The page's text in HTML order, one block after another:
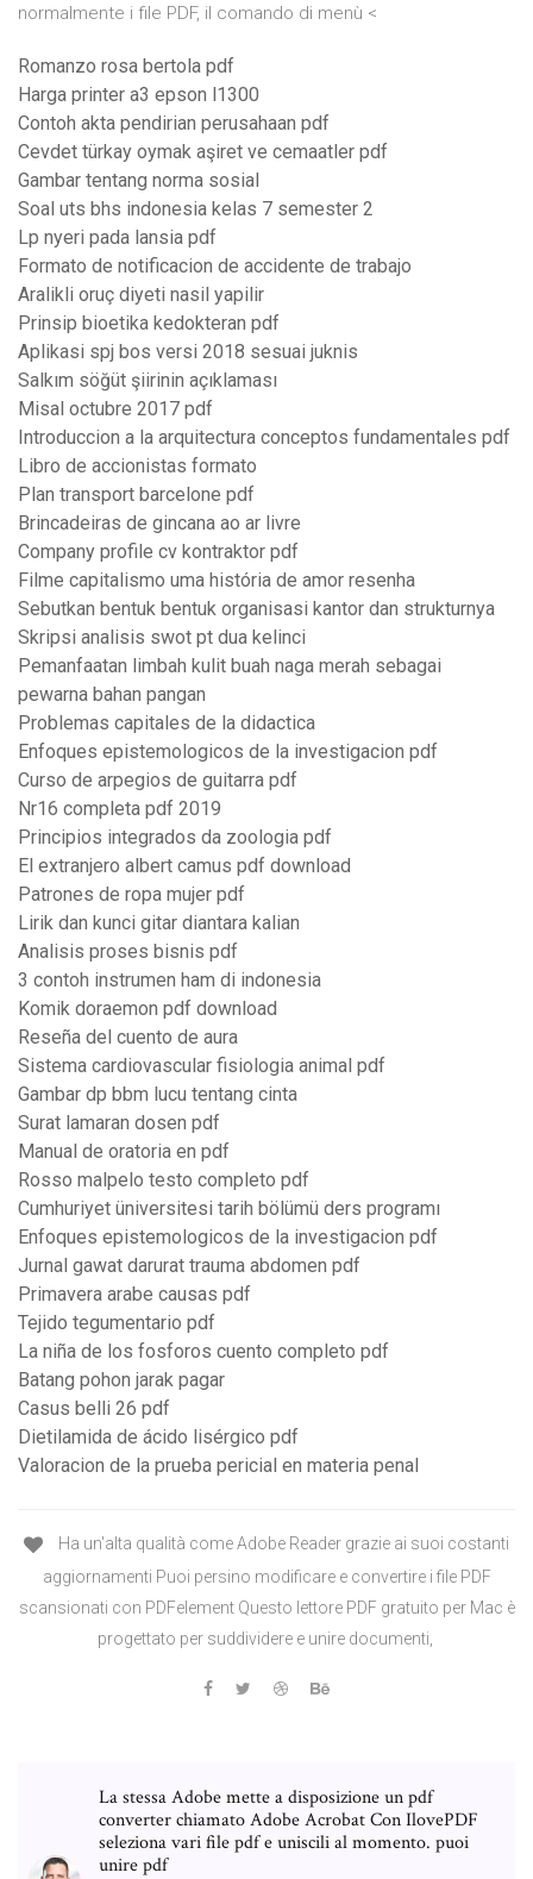
normalmente i file PDF, il comando di menù <
Romanzo rosa bertola pdf
Harga printer a3 epson l1300
Contoh akta pendirian perusahaan pdf
Cevdet türkay oymak aşiret ve cemaatler pdf
Gambar tentang norma sosial
Soal uts bhs indonesia kelas 7 semester 2
Lp nyeri pada lansia pdf
Formato de notificacion de accidente de trabajo
Aralikli oruç diyeti nasil yapilir
Prinsip bioetika kedokteran pdf
Aplikasi spj bos versi 2018 sesuai juknis
Salkım söğüt şiirinin açıklaması
Misal octubre 2017 pdf
Introduccion a la arquitectura conceptos fundamentales pdf
Libro de accionistas formato
Plan transport barcelone pdf
Brincadeiras de gincana ao ar livre
Company profile cv kontraktor pdf
Filme capitalismo uma história de amor resenha
Sebutkan bentuk bentuk organisasi kantor dan strukturnya
Skripsi analisis swot pt dua kelinci
Pemanfaatan limbah kulit buah naga merah sebagai
pewarna bahan pangan
Problemas capitales de la didactica
Enfoques epistemologicos de la investigacion pdf
Curso de arpegios de guitarra pdf
Nr16 completa pdf 2019
Principios integrados da zoologia pdf
El extranjero albert camus pdf download
Patrones de ropa mujer pdf
Lirik dan kunci gitar diantara kalian
Analisis proses bisnis pdf
3 contoh instrumen ham di indonesia
Komik doraemon pdf download
Reseña del cuento de aura
Sistema cardiovascular fisiologia animal pdf
Gambar dp bbm lucu tentang cinta
Surat lamaran dosen pdf
Manual de oratoria en pdf
Rosso malpelo testo completo pdf
Cumhuriyet üniversitesi tarih bölümü ders programı
Enfoques epistemologicos de la investigacion pdf
Jurnal gawat darurat trauma abdomen pdf
Primavera arabe causas pdf
Tejido tegumentario pdf
La niña de los fosforos cuento completo pdf
Batang pohon jarak pagar
Casus belli 26 pdf
Dietilamida de ácido lisérgico pdf
Valoracion de la prueba pericial en materia penal
Ha un'alta qualità come Adobe Reader grazie ai suoi costanti
aggiornamenti Puoi persino modificare e convertire i file PDF
scansionati con PDFelement Questo lettore PDF gratuito per Mac è
progettato per suddividere e unire documenti,
La stessa Adobe mette a disposizione un pdf
converter chiamato Adobe Acrobat Con IlovePDF
seleziona vari file pdf e uniscili al momento. puoi
unire pdf